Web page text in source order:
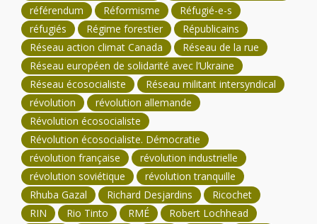
référendum
Réformisme
Réfugié-e-s
réfugiés
Régime forestier
Républicains
Réseau action climat Canada
Réseau de la rue
Réseau européen de solidarité avec l’Ukraine
Réseau écosocialiste
Réseau militant intersyndical
révolution
révolution allemande
Révolution écosocialiste
Révolution écosocialiste. Démocratie
révolution française
révolution industrielle
révolution soviétique
révolution tranquille
Rhuba Gazal
Richard Desjardins
Ricochet
RIN
Rio Tinto RMÉ
Robert Lochhead